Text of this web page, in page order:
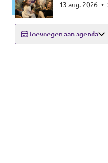
13 aug. 2026 •
Toevoegen aan agenda